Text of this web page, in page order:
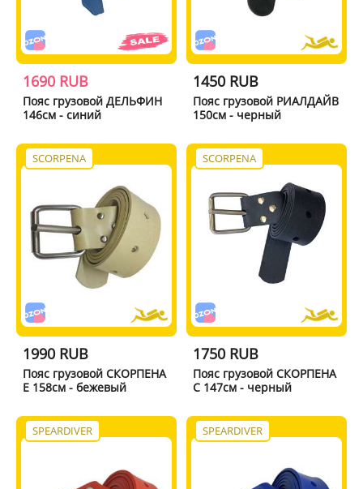
1690 RUB
Пояс грузовой ДЕЛЬФИН
146см - синий
1450 RUB
Пояс грузовой РИАЛДАЙВ
150см - черный
SCORPENA
1990 RUB
Пояс грузовой СКОРПЕНА
E 158см - бежевый
SCORPENA
1750 RUB
Пояс грузовой СКОРПЕНА
С 147см - черный
SPEARDIVER SPEARDIVER